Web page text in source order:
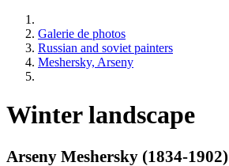
Galerie de photos
Russian and soviet painters
Meshersky, Arseny
Winter landscape
Arseny Meshersky (1834-1902)